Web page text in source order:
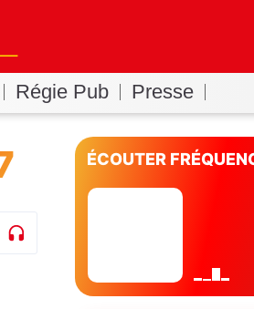
Régie Pub Presse
ÉCOUTER